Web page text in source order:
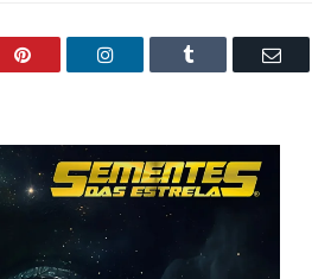
Pinterest LinkedIn Tumblr Email